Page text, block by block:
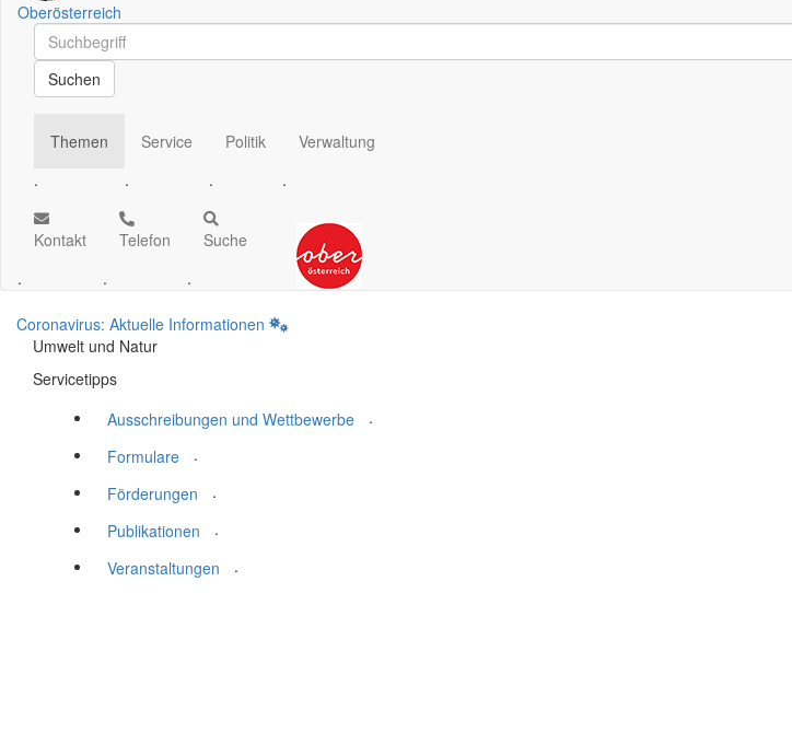
Oberösterreich
Schnellsuche
Schnellsuche
Suchen
Themen
.
Service
.
Politik
.
Verwaltung
.
Kontakt
.
Telefon
.
Suche
.
Coronavirus: Aktuelle Informationen
Umwelt und Natur
Servicetipps
Ausschreibungen und Wettbewerbe
.
Formulare
.
Förderungen
.
Publikationen
.
Veranstaltungen
.